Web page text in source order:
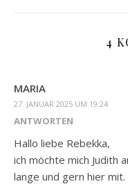
4
MARIA
27. JANUAR 2025 UM 19:24
ANTWORTEN
Hallo liebe Rebekka,
ich möchte mich Judith
lange und gern hier